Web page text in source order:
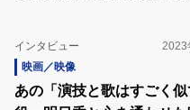
インタビュー
2023
映画／映像
あの「演技と歌はすごく似